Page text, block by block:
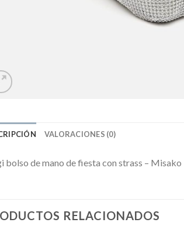
VALORACIONES (0)
bolso de mano de fiesta con strass – Misako
RELACIONADOS